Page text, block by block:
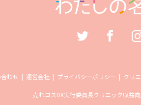
わせ 運営会社 プライバシーポリシー クリ
売れコスDX実行委員長クリニック収益